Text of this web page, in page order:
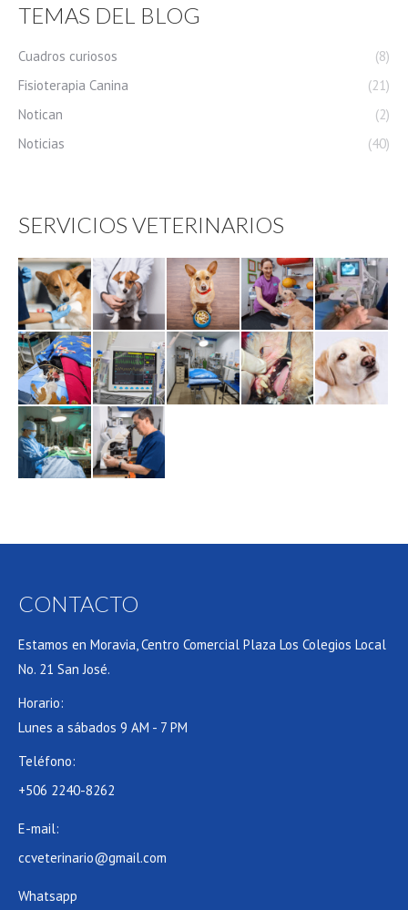
TEMAS DEL BLOG
Cuadros curiosos
(8)
Fisioterapia Canina
(21)
Notican
(2)
Noticias
(40)
SERVICIOS VETERINARIOS
CONTACTO
Estamos en Moravia, Centro Comercial Plaza Los Colegios Local
No. 21 San José.
Horario:
Lunes a sábados 9 AM - 7 PM
Teléfono:
+506 2240-8262
E-mail:
ccveterinario@gmail.com
Whatsapp